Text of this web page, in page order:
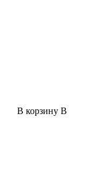
В корзину В